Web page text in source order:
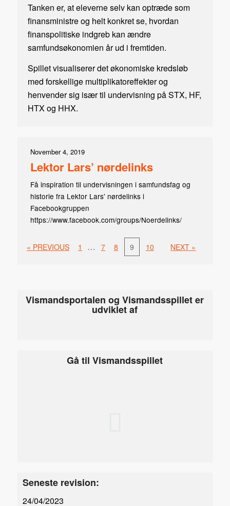
Tanken er, at eleverne selv kan optræde som
finansministre og helt konkret se, hvordan
finanspolitiske indgreb kan ændre
samfundsøkonomien år ud i fremtiden.
Spillet visualiserer det økonomiske kredsløb
med forskellige multiplikatoreffekter og
henvender sig især til undervisning på STX, HF,
HTX og HHX.
November 4, 2019
Lektor Lars’ nørdelinks
Få inspiration til undervisningen i samfundsfag og
historie fra Lektor Lars' nørdelinks i
Facebookgruppen
https://www.facebook.com/groups/Noerdelinks/
« PREVIOUS 1 … 7 8 9 10 NEXT »
Vismandsportalen og Vismandsspillet er
udviklet af
Gå til Vismandsspillet
Seneste revision:
24/04/2023